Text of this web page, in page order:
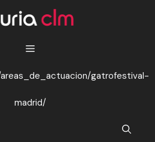
gatrofestival-
madrid/